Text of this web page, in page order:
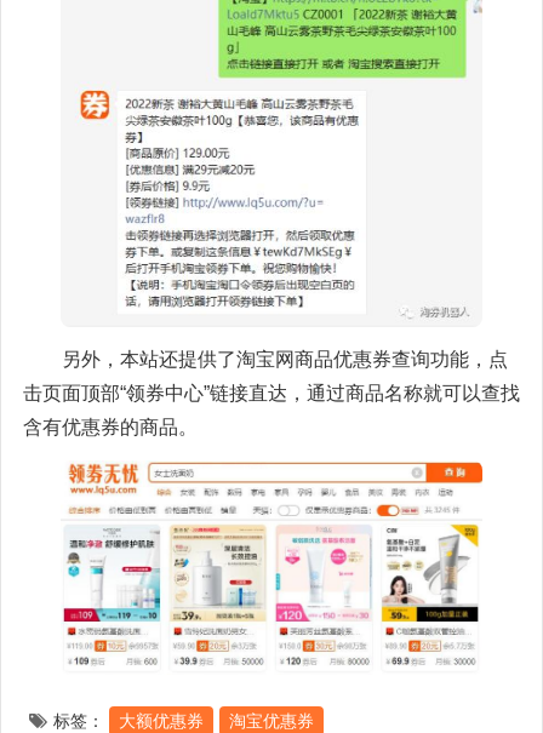
另外，本站还提供了淘宝网商品优惠券查询功能，点
击页面顶部“领券中心”链接直达，通过商品名称就可以查找
含有优惠券的商品。
标签： 大额优惠券 淘宝优惠券